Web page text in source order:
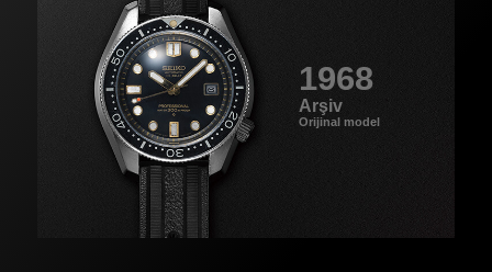
1968
Arşiv
Orijinal model